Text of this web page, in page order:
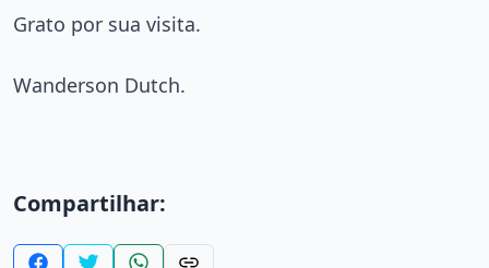
Grato por sua visita.
Wanderson Dutch.
Compartilhar: